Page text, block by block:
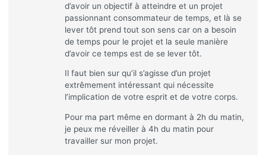
d’avoir un objectif à atteindre et un projet
passionnant consommateur de temps, et là se
lever tôt prend tout son sens car on a besoin
de temps pour le projet et la seule manière
d’avoir ce temps est de se lever tôt.
Il faut bien sur qu’il s’agisse d’un projet
extrêmement intéressant qui nécessite
l’implication de votre esprit et de votre corps.
Pour ma part même en dormant à 2h du matin,
je peux me réveiller à 4h du matin pour
travailler sur mon projet.